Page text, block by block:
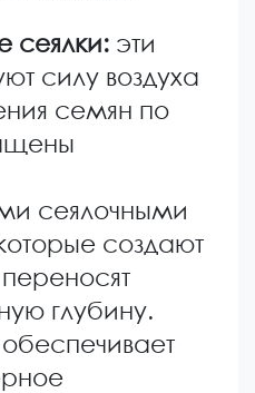
сеялки: эти
силу воздуха
семян по
сеялочными
создают
глубину.